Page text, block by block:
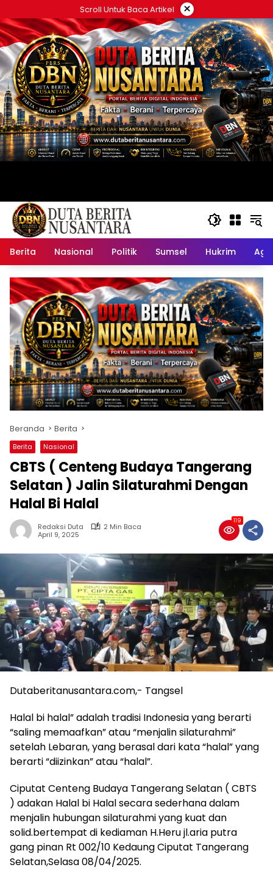
ke
konten
Scroll Untuk Baca Artikel ×
Berita Nasional Politik Sumsel Hukrim
Beranda Berita
Berita Nasional
CBTS ( Centeng Budaya Tangerang
Selatan ) Jalin Silaturahmi Dengan
Halal Bi Halal
Redaksi Duta
2 Min Baca
April 9, 2025
119
Dutaberitanusantara.com,- Tangsel
Halal bi halal” adalah tradisi Indonesia yang berarti
“saling memaafkan” atau “menjalin silaturahmi”
setelah Lebaran, yang berasal dari kata “halal” yang
berarti “diizinkan” atau “halal”.
Ciputat Centeng Budaya Tangerang Selatan ( CBTS
) adakan Halal bi Halal secara sederhana dalam
menjalin hubungan silaturahmi yang kuat dan
solid.bertempat di kediaman H.Heru jl.aria putra
gang pinan Rt 002/10 Kedaung Ciputat Tangerang
Selatan,Selasa 08/04/2025.